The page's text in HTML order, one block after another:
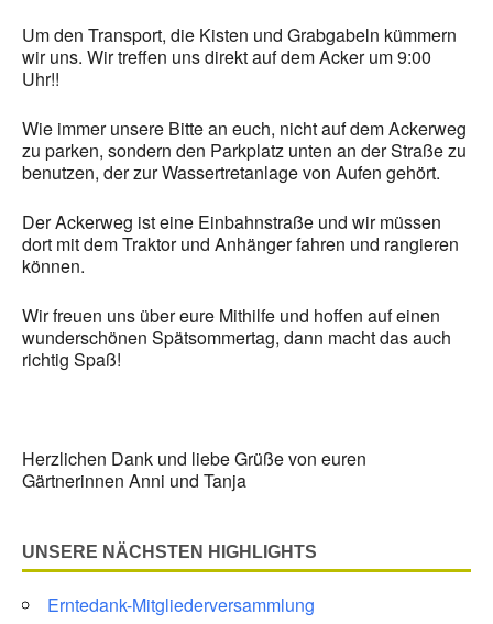
Um den Transport, die Kisten und Grabgabeln kümmern
wir uns. Wir treffen uns direkt auf dem Acker um 9:00
Uhr!!
Wie immer unsere Bitte an euch, nicht auf dem Ackerweg
zu parken, sondern den Parkplatz unten an der Straße zu
benutzen, der zur Wassertretanlage von Aufen gehört.
Der Ackerweg ist eine Einbahnstraße und wir müssen
dort mit dem Traktor und Anhänger fahren und rangieren
können.
Wir freuen uns über eure Mithilfe und hoffen auf einen
wunderschönen Spätsommertag, dann macht das auch
richtig Spaß!
Herzlichen Dank und liebe Grüße von euren
Gärtnerinnen Anni und Tanja
UNSERE NÄCHSTEN HIGHLIGHTS
Erntedank-Mitgliederversammlung